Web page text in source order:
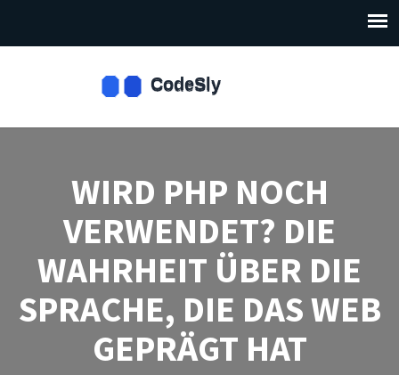
WIRD PHP NOCH
VERWENDET? DIE
WAHRHEIT ÜBER DIE
SPRACHE, DIE DAS WEB
GEPRÄGT HAT